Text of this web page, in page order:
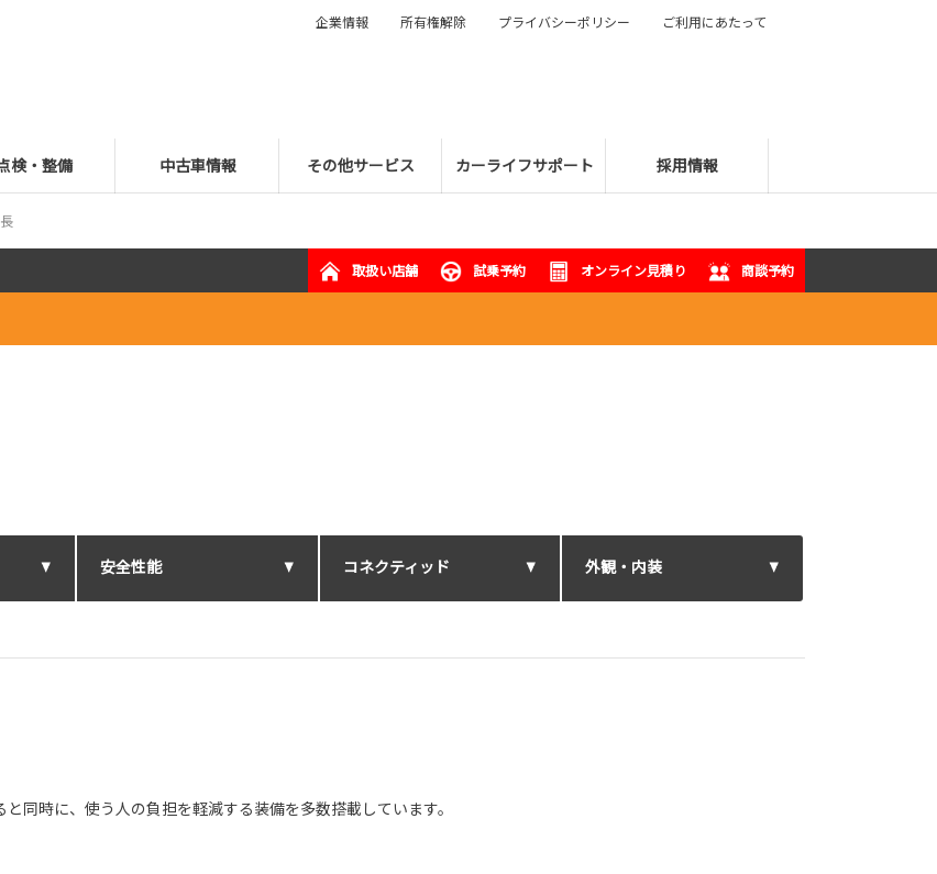
検・整備 中古車情報 その他サービス カーライフサポート 採用情報
企業情報 所有権解除 プライバシーポリシー ご利用にあたって
取扱い店舗 試乗予約 オンライン見積り 商談予約
安全性能 コネクティッド 外観・内装
同時に、使う人の負担を軽減する装備を多数搭載しています。